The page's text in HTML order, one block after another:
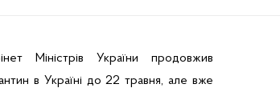
Міністрів України
продовжив
в Україні до 22травня,але вже